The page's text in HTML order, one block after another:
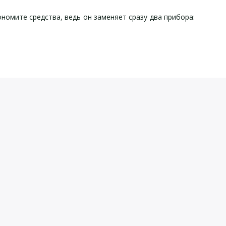
средства, ведь он заменяет сразу два прибора:
поверка анемометра testo 410-2 / Анемометр с
по эксплуатации для анемометр testo 410-2 /